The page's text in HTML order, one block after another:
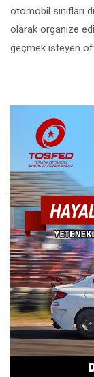
otomobil sınıfları
olarak organize
geçmek isteyen